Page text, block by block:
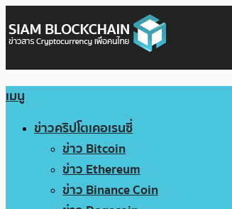
เมนู
ข่าวคริปโตเคอเรนซี่
ข่าว Bitcoin
ข่าว Ethereum
ข่าว Binance Coin